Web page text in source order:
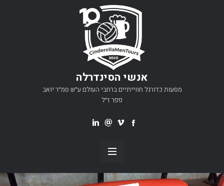
אנשי הסינדרלה
מסעות כדורגל חווייתיים ברחבי העולם ע״ש סמ״ר יואב
פפר ז״ל